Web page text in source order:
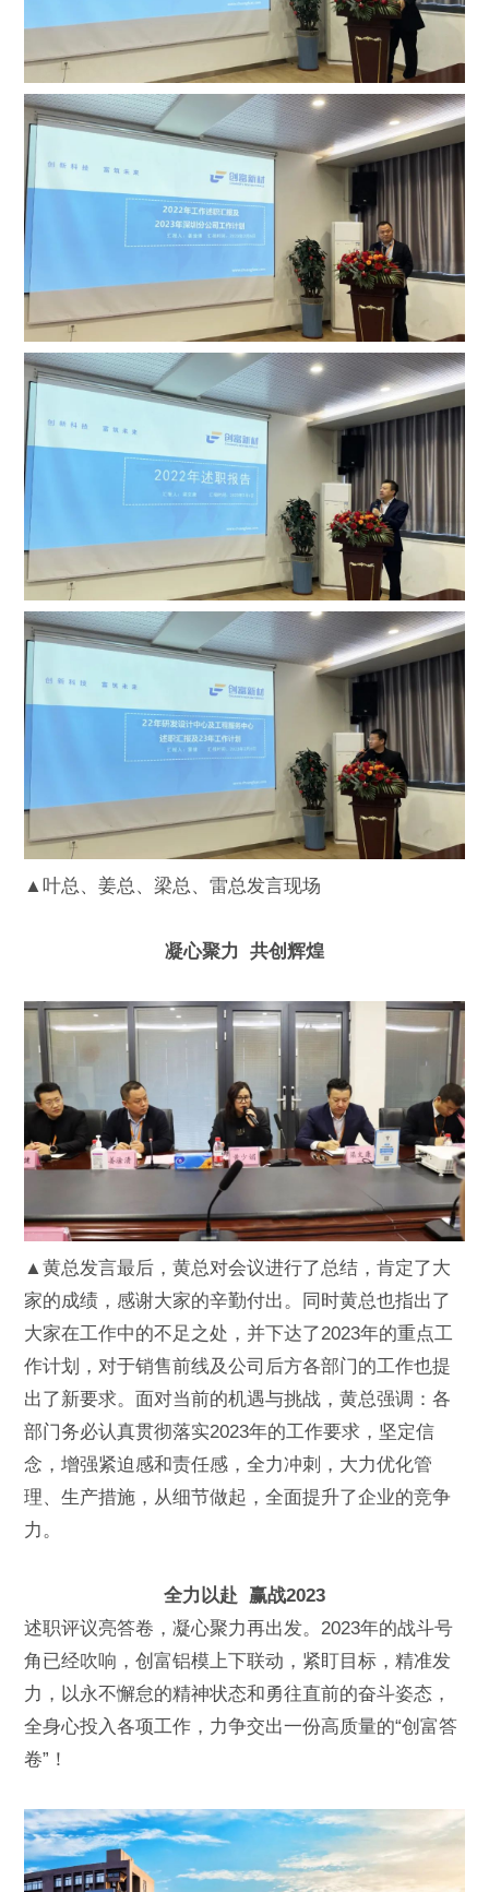
▲叶总、姜总、梁总、雷总发言现场
凝心聚力 共创辉煌
▲黄总发言最后，黄总对会议进行了总结，肯定了大
家的成绩，感谢大家的辛勤付出。同时黄总也指出了
大家在工作中的不足之处，并下达了2023年的重点工
作计划，对于销售前线及公司后方各部门的工作也提
出了新要求。面对当前的机遇与挑战，黄总强调：各
部门务必认真贯彻落实2023年的工作要求，坚定信
念，增强紧迫感和责任感，全力冲刺，大力优化管
理、生产措施，从细节做起，全面提升了企业的竞争
力。
全力以赴 赢战2023
述职评议亮答卷，凝心聚力再出发。2023年的战斗号
角已经吹响，创富铝模上下联动，紧盯目标，精准发
力，以永不懈怠的精神状态和勇往直前的奋斗姿态，
全身心投入各项工作，力争交出一份高质量的“创富答
卷”！